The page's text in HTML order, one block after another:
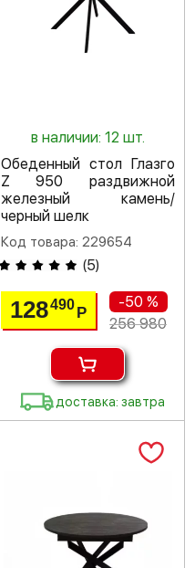
в наличии: 12 шт.
Обеденный стол Глазго
Z 950 раздвижной
железный камень/
черный шелк
Код товара: 229654
(5)
128490 Р
-50 %
256 980
доставка: завтра